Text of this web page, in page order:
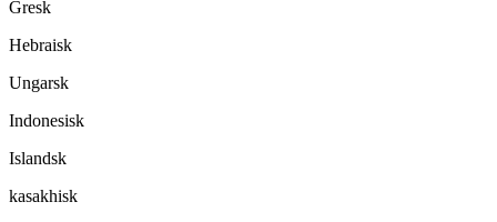
Gresk
Hebraisk
Ungarsk
Indonesisk
Islandsk
kasakhisk